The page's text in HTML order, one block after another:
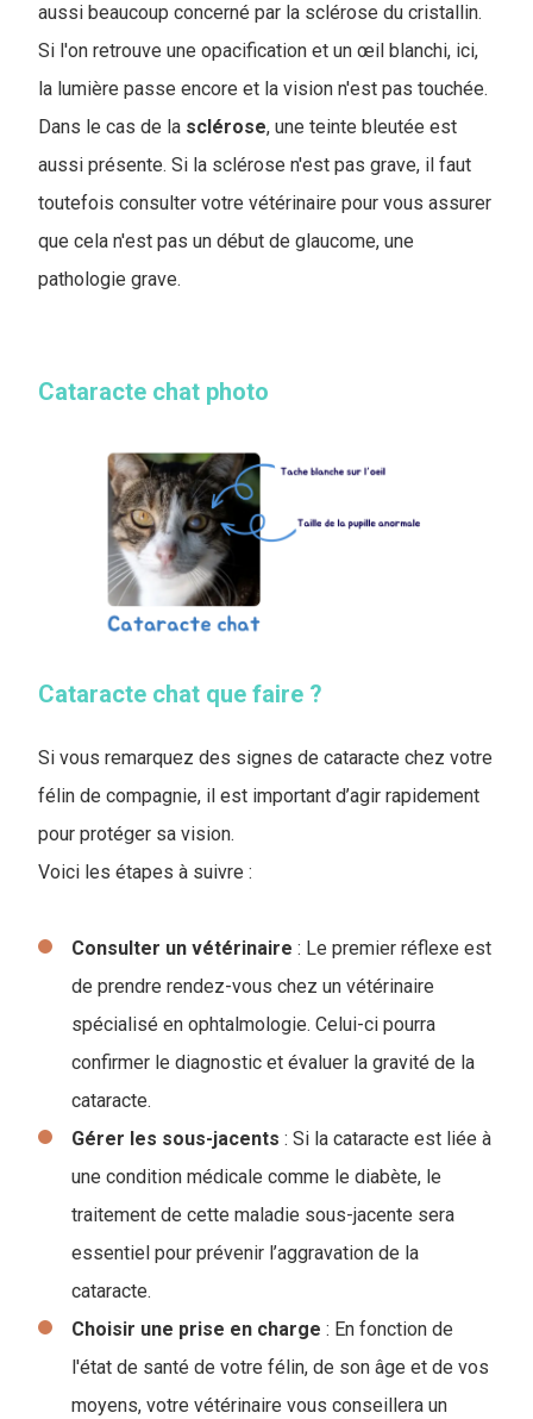
aussi beaucoup concerné par la sclérose du cristallin.
Si l'on retrouve une opacification et un œil blanchi, ici,
la lumière passe encore et la vision n'est pas touchée.
Dans le cas de la sclérose, une teinte bleutée est
aussi présente. Si la sclérose n'est pas grave, il faut
toutefois consulter votre vétérinaire pour vous assurer
que cela n'est pas un début de glaucome, une
pathologie grave.
Cataracte chat photo
Cataracte chat que faire ?
Si vous remarquez des signes de cataracte chez votre
félin de compagnie, il est important d’agir rapidement
pour protéger sa vision.
Voici les étapes à suivre :
Consulter un vétérinaire : Le premier réflexe est
de prendre rendez-vous chez un vétérinaire
spécialisé en ophtalmologie. Celui-ci pourra
confirmer le diagnostic et évaluer la gravité de la
cataracte.
Gérer les sous-jacents : Si la cataracte est liée à
une condition médicale comme le diabète, le
traitement de cette maladie sous-jacente sera
essentiel pour prévenir l’aggravation de la
cataracte.
Choisir une prise en charge : En fonction de
l'état de santé de votre félin, de son âge et de vos
moyens, votre vétérinaire vous conseillera un